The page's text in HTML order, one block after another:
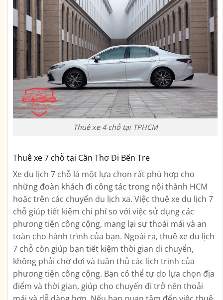
Thuê xe 4 chỗ tại TPHCM
Thuê xe 7 chỗ tại Cần Thơ Đi Bến Tre
Xe du lịch 7 chỗ là một lựa chọn rất phù hợp cho
những đoàn khách đi công tác trong nội thành HCM
hoặc trên các chuyến du lịch xa. Việc thuê xe du lịch 7
chỗ giúp tiết kiệm chi phí so với việc sử dụng các
phương tiện công cộng, mang lại sự thoải mái và an
toàn cho hành trình của bạn. Ngoài ra, thuê xe du lịch
7 chỗ còn giúp bạn tiết kiệm thời gian di chuyển,
không phải chờ đợi và tuân thủ các lịch trình của
phương tiện công cộng. Bạn có thể tự do lựa chọn địa
điểm và thời gian, giúp cho chuyến đi trở nên thoải